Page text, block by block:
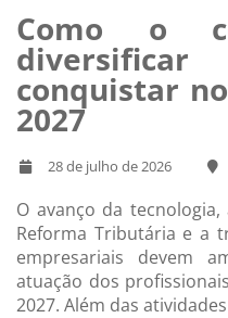
Como o
conquistar
2027
28 de julho de 2026
O avanço da
Reforma Tributária e a
empresariais devem
atuação dos
2027. Além das